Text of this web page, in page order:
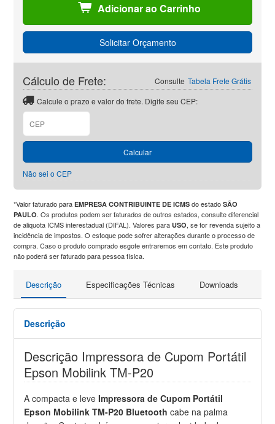
Adicionar ao Carrinho
Solicitar Orçamento
Consulte Tabela Frete Grátis
Cálculo de Frete:
Calcule o prazo e valor do frete. Digite seu CEP:
CEP
Calcular
Não sei o CEP
*Valor faturado paraEMPRESA CONTRIBUINTE DE ICMS do estadoSÃO
PAULO. Os produtos podem ser faturados de outros estados, consulte diferencial
de aliquota ICMS interestadual (DIFAL). Valores paraUSO, se for revenda sujeito a
incidência de impostos. O estoque pode sofrer alterações durante o processo de
compra. Caso o produto comprado esgote entraremos em contato. Este produto
não poderá ser faturado para pessoa física.
Descrição Especificações Técnicas Downloads
Descrição
Descrição Impressora de Cupom Portátil
Epson Mobilink TM-P20
A compacta e leveImpressora de Cupom Portátil
Epson Mobilink TM-P20 Bluetoothcabe na palma